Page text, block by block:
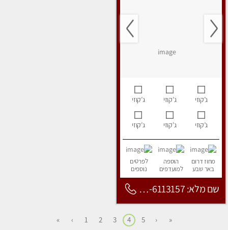
ג’קוזי ג’קוזי ג’קוזי
ג’קוזי ג’קוזי ג’קוזי
מחוז דרום
באר שבע
הוספה
למועדפים
לפרטים
נוספים
שם מלא: 053-6113157
«
‹
5
4
3
2
1
›
»